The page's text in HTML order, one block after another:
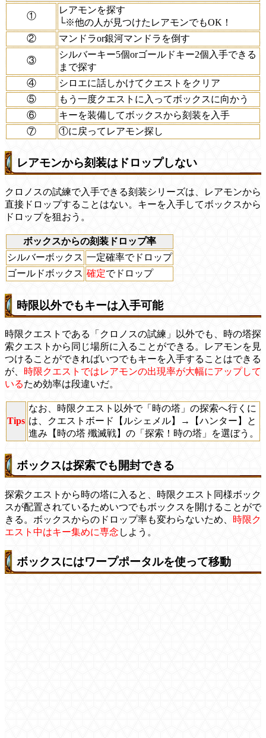
①
レアモンを探す
└※他の人が見つけたレアモンでもOK！
②
マンドラor銀河マンドラを倒す
③
シルバーキー5個orゴールドキー2個入手できる
まで探す
④
シロエに話しかけてクエストをクリア
⑤
もう一度クエストに入ってボックスに向かう
⑥
キーを装備してボックスから刻装を入手
⑦
①に戻ってレアモン探し
レアモンから刻装はドロップしない
クロノスの試練で入手できる刻装シリーズは、レアモンから
直接ドロップすることはない。キーを入手してボックスから
ドロップを狙おう。
ボックスからの刻装ドロップ率
シルバーボックス 一定確率でドロップ
ゴールドボックス 確定でドロップ
時限以外でもキーは入手可能
時限クエストである「クロノスの試練」以外でも、時の塔探
索クエストから同じ場所に入ることができる。レアモンを見
つけることができればいつでもキーを入手することはできる
が、 時限クエストではレアモンの出現率が大幅にアップして
いるため効率は段違いだ。
Tips
なお、時限クエスト以外で「時の塔」の探索へ行くに
は、クエストボード【ルシェメル】→【ハンター】と
進み【時の塔 殲滅戦】の「探索！時の塔」を選ぼう。
ボックスは探索でも開封できる
探索クエストから時の塔に入ると、時限クエスト同様ボック
スが配置されているためいつでもボックスを開けることがで
きる。ボックスからのドロップ率も変わらないため、 時限ク
エスト中はキー集めに専念 しよう。
ボックスにはワープポータルを使って移動